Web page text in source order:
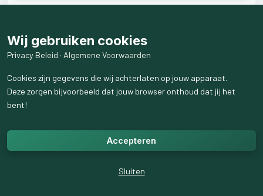
Wij gebruiken cookies
Privacy Beleid · Algemene Voorwaarden
Cookies zijn gegevens die wij achterlaten op jouw apparaat.
Deze zorgen bijvoorbeeld dat jouw browser onthoud dat jij het
bent!
Accepteren
Sluiten